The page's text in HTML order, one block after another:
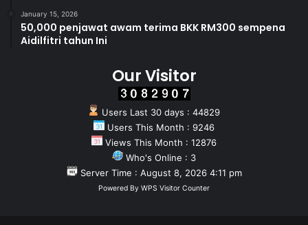
January 15, 2026
50,000 penjawat awam terima BKK RM300 sempena
Aidilfitri tahun Ini
Our Visitor
Users Last 30 days : 44829
Users This Month : 9246
Views This Month : 12876
Who's Online : 3
Server Time : August 8, 2026 4:11 pm
Powered By WPS Visitor Counter